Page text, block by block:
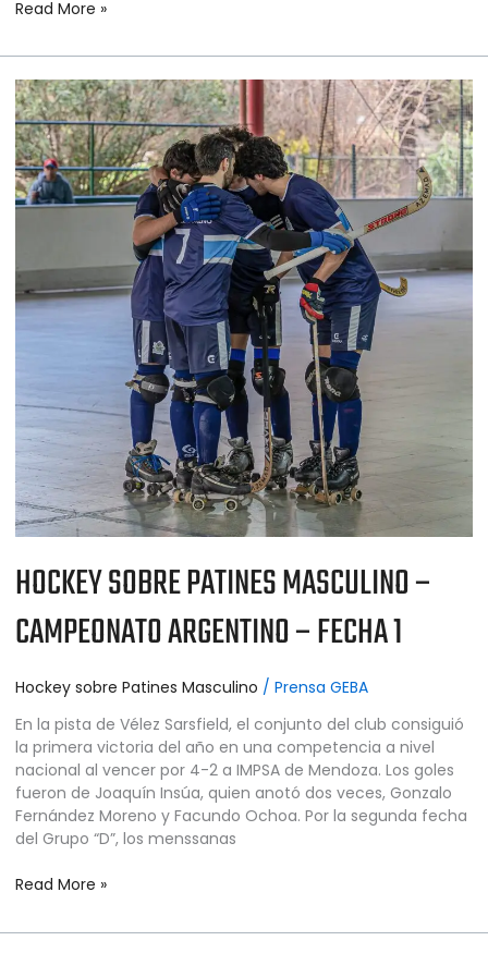
Read More »
HOCKEY SOBRE PATINES MASCULINO –
CAMPEONATO ARGENTINO – FECHA 1
Hockey sobre Patines Masculino / Prensa GEBA
En la pista de Vélez Sarsfield, el conjunto del club consiguió
la primera victoria del año en una competencia a nivel
nacional al vencer por 4-2 a IMPSA de Mendoza. Los goles
fueron de Joaquín Insúa, quien anotó dos veces, Gonzalo
Fernández Moreno y Facundo Ochoa. Por la segunda fecha
del Grupo “D”, los menssanas
HOCKEY
SOBRE
PATINES
MASCULINO
–
CAMPEONATO
FECHA
1
Read More »